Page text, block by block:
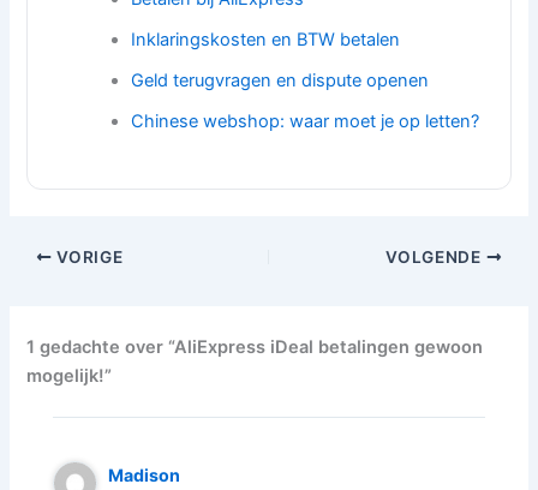
Inklaringskosten en BTW betalen
Geld terugvragen en dispute openen
Chinese webshop: waar moet je op letten?
VORIGE VOLGENDE
1 gedachte over “AliExpress iDeal betalingen gewoon
mogelijk!”
Madison